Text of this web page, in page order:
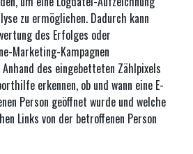
zu ermöglichen. Dadurch kann
des Erfolges oder
Marketing-Kampagnen
des eingebetteten Zählpixels
erkennen, ob und wann eine E-
Person geöffnet wurde und welche
Links von der betroffenen Person